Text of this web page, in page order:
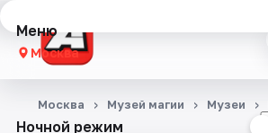
Меню
Москва
Концерты
Ночной режим
Москва Музей магии Музеи